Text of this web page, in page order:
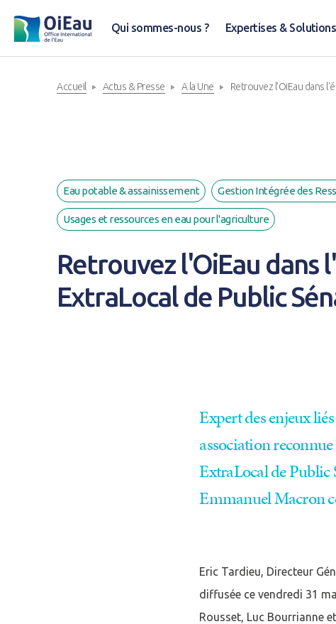
Qui sommes-nous ? Expertises & Solutions
Accueil Actus & Presse A la Une Retrouvez l'OiEau dans
Eau potable & assainissement Gestion Intégrée des
Usages et ressources en eau pour l'agriculture
Retrouvez l'OiEau dans
ExtraLocal de Public
Expert des enjeux
association
ExtraLocal de Public
Emmanuel Macron
Eric Tardieu, Directeur
diffusée ce vendredi 31
Rousset, Luc Bourrianne
Se
J'ai déjà un
Adresse email *
Mot de passe *